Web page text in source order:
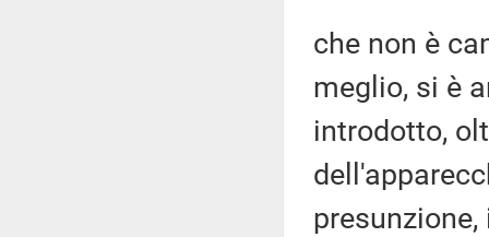
che non è
meglio, si è
introdotto,